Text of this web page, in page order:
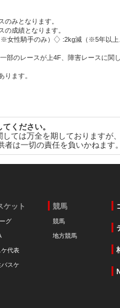
みとなります。
成績となります。
女性騎手のみ）
:2kg減（※5年以上
部のレースが上4F、障害レースに関
ます。
ください。
ては万全を期しております
は一切の責任を負いかねます。
ケット
グ
ケ代表
スケ
競馬
競馬
地方競馬